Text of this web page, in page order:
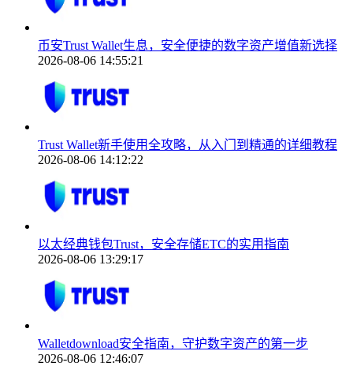
币安Trust Wallet生息，安全便捷的数字资产增值新选择
2026-08-06 14:55:21
Trust Wallet新手使用全攻略，从入门到精通的详细教程
2026-08-06 14:12:22
以太经典钱包Trust，安全存储ETC的实用指南
2026-08-06 13:29:17
Walletdownload安全指南，守护数字资产的第一步
2026-08-06 12:46:07